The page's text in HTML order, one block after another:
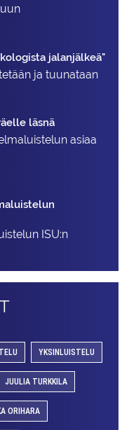
jalanjälkeä"
ja tuunataan
läsnä
asiaa
ISU:n
YKSINLUISTELU
JUULIA TURKKILA
ORIHARA